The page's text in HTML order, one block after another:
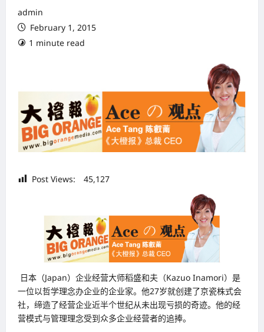
admin
February 1, 2015
1 minute read
Post Views: 45,127
日本（Japan）企业经营大师稻盛和夫（Kazuo Inamori）是
一位以哲学理念办企业的企业家。他27岁就创建了京瓷株式会
社，缔造了经营企业近半个世纪从未出现亏损的奇迹。他的经
营模式与管理理念受到众多企业经营者的追捧。